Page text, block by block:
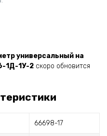
универсальный на
1Д-1У-2 скоро обновится
66698-17